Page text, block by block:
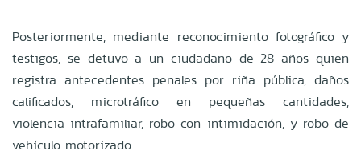
Posteriormente, mediante reconocimiento fotográfico y
testigos, se detuvo a un ciudadano de 28 años quien
registra antecedentes penales por riña pública, daños
calificados, microtráfico en pequeñas cantidades,
violencia intrafamiliar, robo con intimidación, y robo de
vehículo motorizado.